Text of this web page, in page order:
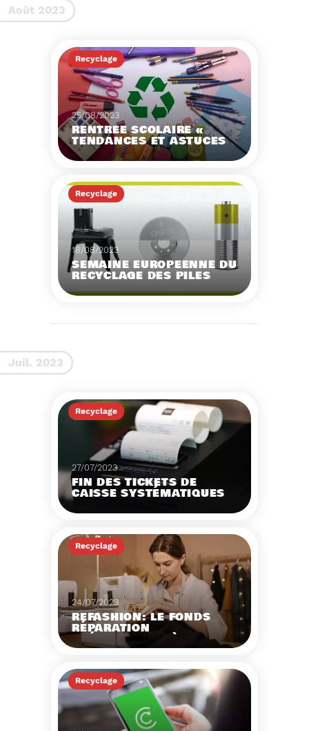
gestes à adopter
Août 2023
Recyclage
25/08/2023
RENTRÉE SCOLAIRE «
TENDANCES ET ASTUCES
»
vos enfants et allégez
votre empreinte
écologique.
Voir plus
Recyclage
18/08/2023
SEMAINE EUROPÉENNE DU
RECYCLAGE DES PILES
Européenne du
thème :«Nos piles
Juil. 2023
Recyclage
27/07/2023
FIN DES TICKETS DE
CAISSE SYSTÉMATIQUES
EN MAGASIN
la fin de l'impression
systématique du ticket
entrera en vigueur dès
le 1er août.
Voir plus
Recyclage
24/07/2023
REFASHION: LE FONDS
RÉPARATION
OPÉRATIONNEL À
L'AUTOMNE 2023.
fonds réparation a pour
mission d'encourager le
consommateur à
réparer ses vêtements
et chaussures.
Voir plus
Recyclage